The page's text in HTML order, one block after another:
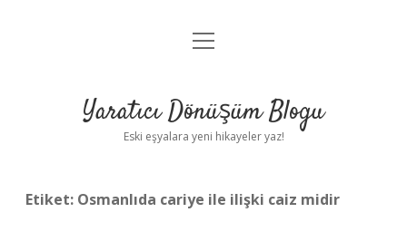
Anasayfa
Yasal Uyarı
menüyü
Yaratıcı Dönüşüm Blogu
Eski eşyalara yeni hikayeler yaz!
Etiket: Osmanlıda cariye ile ilişki caiz midir